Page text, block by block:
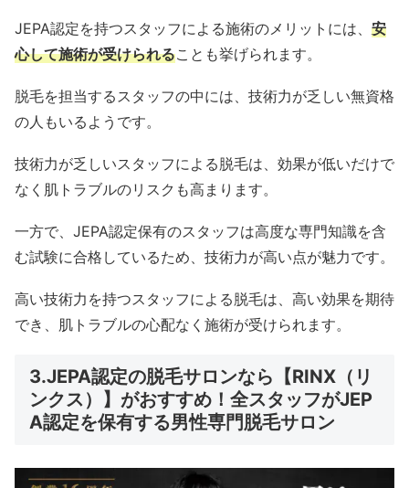
JEPA認定を持つスタッフによる施術のメリットには、 安
心して施術が受けられることも挙げられます。
脱毛を担当するスタッフの中には、技術力が乏しい無資格
の人もいるようです。
技術力が乏しいスタッフによる脱毛は、効果が低いだけで
なく肌トラブルのリスクも高まります。
一方で、JEPA認定保有のスタッフは高度な専門知識を含
む試験に合格しているため、技術力が高い点が魅力です。
高い技術力を持つスタッフによる脱毛は、高い効果を期待
でき、肌トラブルの心配なく施術が受けられます。
3.JEPA認定の脱毛サロンなら【RINX（リ
ンクス）】がおすすめ！全スタッフがJEP
A認定を保有する男性専門脱毛サロン